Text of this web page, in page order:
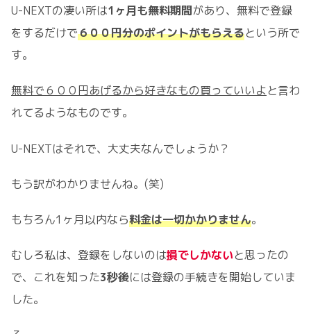
U-NEXTの凄い所は1ヶ月も無料期間があり、無料で登録
をするだけで６００円分のポイントがもらえるという所で
す。
無料で６００円あげるから好きなもの買っていいよと言わ
れてるようなものです。
U-NEXTはそれで、大丈夫なんでしょうか？
もう訳がわかりませんね。(笑)
もちろん1ヶ月以内なら料金は一切かかりません。
むしろ私は、登録をしないのは損でしかないと思ったの
で、これを知った3秒後には登録の手続きを開始していま
した。